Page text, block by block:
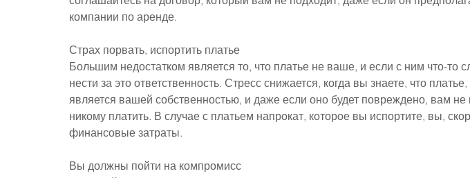
компании по аренде.
Страх порвать, испортить платье
Большим недостатком является то, что платье не ваше, и если с ним что-то
нести за это ответственность. Стресс снижается, когда вы знаете, что
является вашей собственностью, и даже если оно будет повреждено, вам не
никому платить. В случае с платьем напрокат, которое вы испортите, вы,
финансовые затраты.
Вы должны пойти на компромисс